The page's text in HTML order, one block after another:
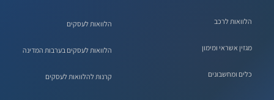
הלוואות לרכב
מגזין אשראי ומימון
כלים ומחשבונים
הלוואות לעסקים
הלוואות לעסקים בערבות המדינה
קרנות להלוואות לעסקים